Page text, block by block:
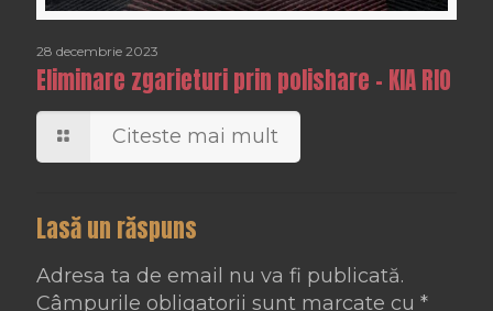
28 decembrie 2023
Eliminare zgarieturi prin polishare – KIA RIO
Citeste mai mult
Lasă un răspuns
Adresa ta de email nu va fi publicată.
Câmpurile obligatorii sunt marcate cu *